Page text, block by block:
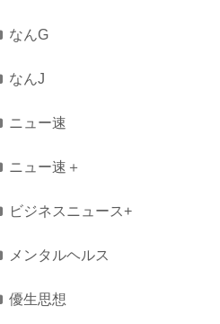
なんG
なんJ
ニュー速
ニュー速＋
ビジネスニュース+
メンタルヘルス
優生思想